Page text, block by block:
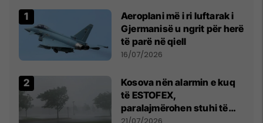
Aeroplani më i ri luftarak i
Gjermanisë u ngrit për herë
të parë në qiell
16/07/2026
Kosova nën alarmin e kuq
të ESTOFEX,
paralajmërohen stuhi të
fuqishme me breshër dhe